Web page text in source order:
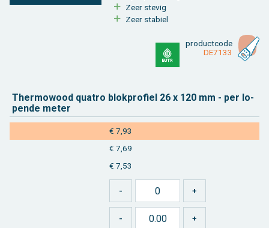
Zeer ste­vig
Zeer sta­biel
product­code
DE7133
Ther­mo­wood qua­tro blok­pro­fiel 26 x 120 mm - per lo­
pen­de meter
€ 7,93
€ 7,69
€ 7,53